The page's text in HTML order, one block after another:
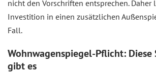
nicht den Vorschriften entsprechen.
Investition in einen zusätzlichen
Fall.
Wohnwagenspiegel-Pflicht:
gibt es